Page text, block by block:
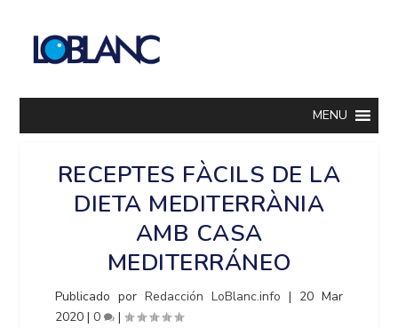
MENU
RECEPTES FÀCILS DE LA
DIETA MEDITERRÀNIA
AMB CASA
MEDITERRÁNEO
Publicado porRedacción LoBlanc.info | 20 Mar
2020 |0 |